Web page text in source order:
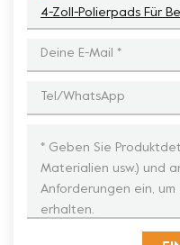
4-Zoll-Polierpads Für